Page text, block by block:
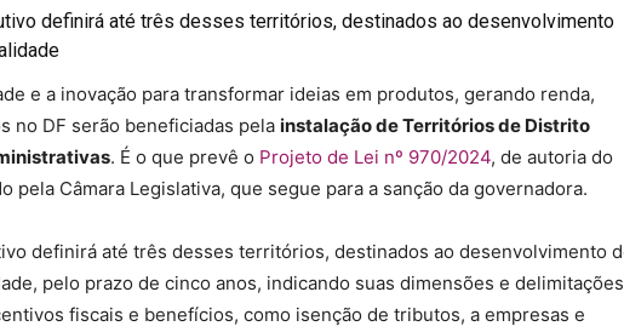
definirá até três desses territórios, destinados ao desenvolvimento
e a inovação para transformar ideias em produtos, gerando renda,
no DF serão beneficiadas pela instalação de Territórios de Distrito
. É o que prevê o Projeto de Lei nº 970/2024, de autoria do
pela Câmara Legislativa, que segue para a sanção da governadora.
definirá até três desses territórios, destinados ao desenvolvimento
pelo prazo de cinco anos, indicando suas dimensões e
fiscais e benefícios, como isenção de tributos, a empresas e